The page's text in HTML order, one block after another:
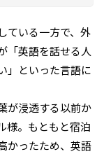
ている一方で、外
「英語を話せる人
」といった言語に
が浸透する以前か
様。もともと宿泊
かったため、英語